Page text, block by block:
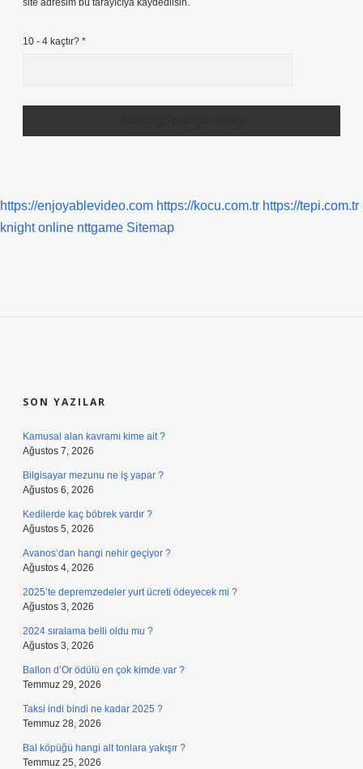
site adresim bu tarayıcıya kaydedilsin.
10 - 4 kaçtır? *
https://enjoyablevideo.com https://kocu.com.tr https://tepi.com.tr
knight online nttgame Sitemap
SON YAZILAR
Kamusal alan kavramı kime ait ?
Ağustos 7, 2026
Bilgisayar mezunu ne iş yapar ?
Ağustos 6, 2026
Kedilerde kaç böbrek vardır ?
Ağustos 5, 2026
Avanos’dan hangi nehir geçiyor ?
Ağustos 4, 2026
2025’te depremzedeler yurt ücreti ödeyecek mi ?
Ağustos 3, 2026
2024 sıralama belli oldu mu ?
Ağustos 3, 2026
Ballon d’Or ödülü en çok kimde var ?
Temmuz 29, 2026
Taksi indi bindi ne kadar 2025 ?
Temmuz 28, 2026
Bal köpüğü hangi alt tonlara yakışır ?
Temmuz 25, 2026